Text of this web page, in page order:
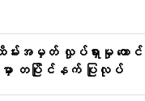
မ်းအမှတ် လှုပ်ရှားမှု တော
ာ တပြိုင်နက် ပြုလုပ်